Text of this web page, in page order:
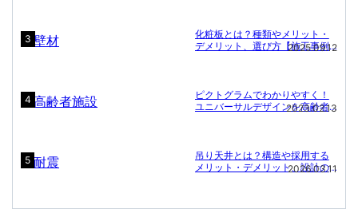
3
化粧板とは？種類やメリット・
デメリット、選び方【施工事例
2025.09.12
4
ピクトグラムでわかりやすく！
ユニバーサルデザインを高齢者
2023.02.13
5
吊り天井とは？構造や採用する
メリット・デメリット、設計の
2026.03.11